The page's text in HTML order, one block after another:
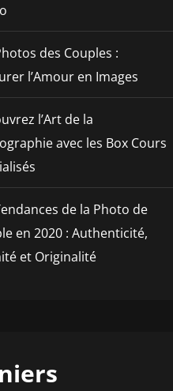
des Couples :
l’Amour en Images
l’Art de la
avec les Box Cours
de la Photo de
en 2020 : Authenticité,
et Originalité